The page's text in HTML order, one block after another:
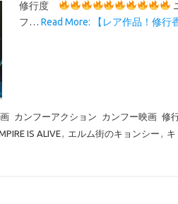
修行度
フ… Read More: 【レア作品！修行
カンフーアクション カンフー映画 修
IS ALIVE, エルム街のキョンシー , キ